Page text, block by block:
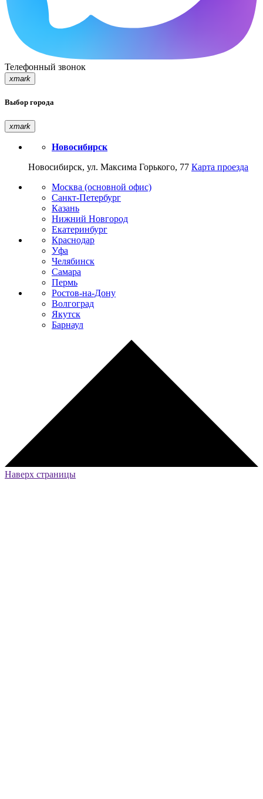
Телефонный звонок
xmark
Выбор города
xmark
Новосибирск
Новосибирск, ул. Максима Горького, 77 Карта проезда
Москва (основной офис)
Санкт-Петербург
Казань
Нижний Новгород
Екатеринбург
Краснодар
Уфа
Челябинск
Самара
Пермь
Ростов-на-Дону
Волгоград
Якутск
Барнаул
Наверх страницы